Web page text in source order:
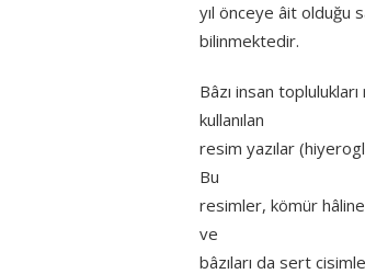
yıl önceye âit olduğu
bilinmektedir.
Bâzı insan
kullanılan
resim yazılar
Bu
resimler, kömür hâline
ve
bâzıları da sert